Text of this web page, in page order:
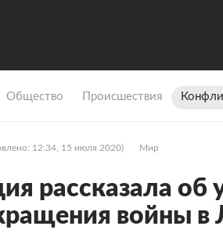
Общество Происшествия
12:34, 15 июля 2020) Мир
рассказала об
войны в